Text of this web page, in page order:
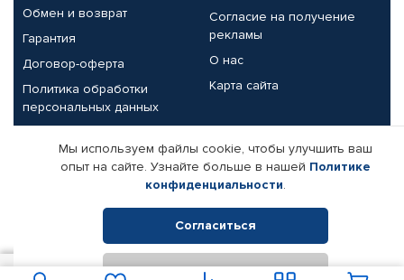
Обмен и возврат
Гарантия
Договор-оферта
Политика обработки
персональных данных
Согласие на получение
рекламы
О нас
Карта сайта
Партнерам
Корпоративным клиентам
Поставщикам
Реквизиты компании
© КАМАЗ ЦЕНТР ДОНЕЦК, 2015-2026. Все права защищены.
Мы используем файлы cookie, чтобы улучшить ваш
опыт на сайте. Узнайте больше в нашей Политике
конфиденциальности.
Согласиться
Отклонить